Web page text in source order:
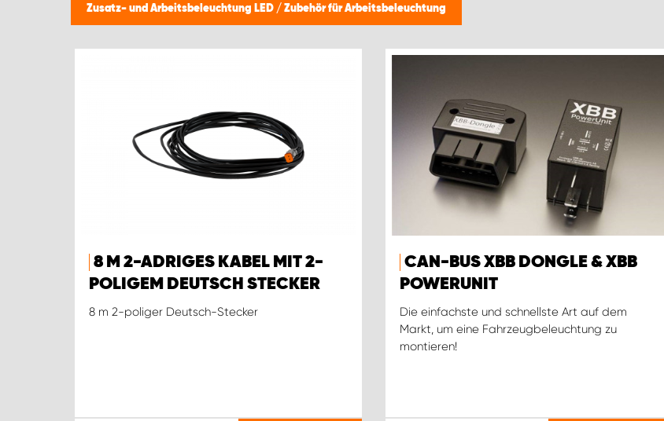
Zusatz- und Arbeitsbeleuchtung LED / Zubehör für Arbeitsbeleuchtung
8 M 2-ADRIGES KABEL MIT 2-
POLIGEM DEUTSCH STECKER
8 m 2-poliger Deutsch-Stecker
CAN-BUS XBB DONGLE & XBB
POWERUNIT
Die einfachste und schnellste Art auf dem
Markt, um eine Fahrzeugbeleuchtung zu
montieren!